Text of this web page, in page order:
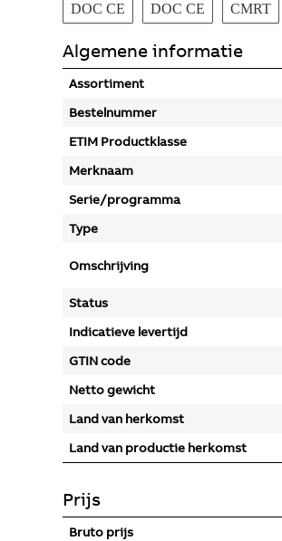
DOC CE DOC CE CMRT
Algemene informatie
Assortiment
Bestelnummer
ETIM Productklasse
Merknaam
Serie/programma
Type
Omschrijving
Status
Indicatieve levertijd
GTIN code
Netto gewicht
Land van herkomst
Land van productie herkomst
Prijs
Bruto prijs